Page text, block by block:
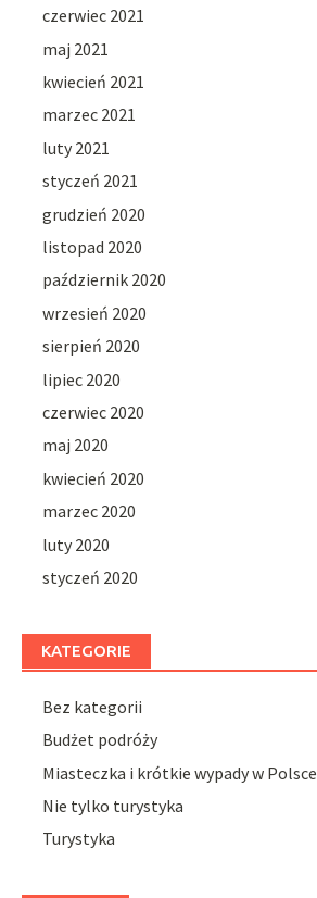
czerwiec 2021
maj 2021
kwiecień 2021
marzec 2021
luty 2021
styczeń 2021
grudzień 2020
listopad 2020
październik 2020
wrzesień 2020
sierpień 2020
lipiec 2020
czerwiec 2020
maj 2020
kwiecień 2020
marzec 2020
luty 2020
styczeń 2020
KATEGORIE
Bez kategorii
Budżet podróży
Miasteczka i krótkie wypady w Polsce
Nie tylko turystyka
Turystyka